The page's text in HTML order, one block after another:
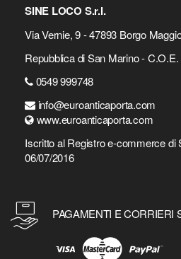
SINE LOCO S.r.l.
Via Vernie, 9 - 47893 Borgo
Repubblica di San Marino -
0549 999748
info@euroanticaporta.com
www.euroanticaporta.com
Iscritto al Registro e-commerce di
06/07/2016
PAGAMENTI E CORRIERI